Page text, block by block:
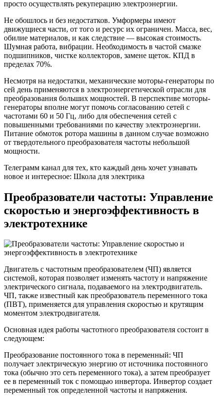
просто осуществлять рекуперацию электроэнергии.
Не обошлось и без недостатков. Умформеры имеют
движущиеся части, от того и ресурс их ограничен. Масса, вес,
обилие материалов, и как следствие — высокая стоимость.
Шумная работа, вибрации. Необходимость в частой смазке
подшипников, чистке коллекторов, замене щеток. КПД в
пределах 70%.
Несмотря на недостатки, механические моторы-генераторы по
сей день применяются в электроэнергетической отрасли для
преобразования больших мощностей. В перспективе моторы-
генераторы вполне могут помочь согласованию сетей с
частотами 60 и 50 Гц, либо для обеспечения сетей с
повышенными требованиями по качеству электроэнергии.
Питание обмоток ротора машины в данном случае возможно
от твердотельного преобразователя частоты небольшой
мощности.
Телеграмм канал для тех, кто каждый день хочет узнавать
новое и интересное: Школа для электрика
Преобразователи частоты: Управление
скоростью и энергоэффективность в
электротехнике
Двигатель с частотным преобразователем (ЧП) является
системой, которая позволяет изменять частоту и напряжение
электрического сигнала, подаваемого на электродвигатель.
ЧП, также известный как преобразователь переменного тока
(ПВТ), применяется для управления скоростью и крутящим
моментом электродвигателя.
Основная идея работы частотного преобразователя состоит в
следующем:
Преобразование постоянного тока в переменный: ЧП
получает электрическую энергию от источника постоянного
тока (обычно это сеть переменного тока), а затем преобразует
ее в переменный ток с помощью инвертора. Инвертор создает
переменный ток определенной частоты и напряжения.